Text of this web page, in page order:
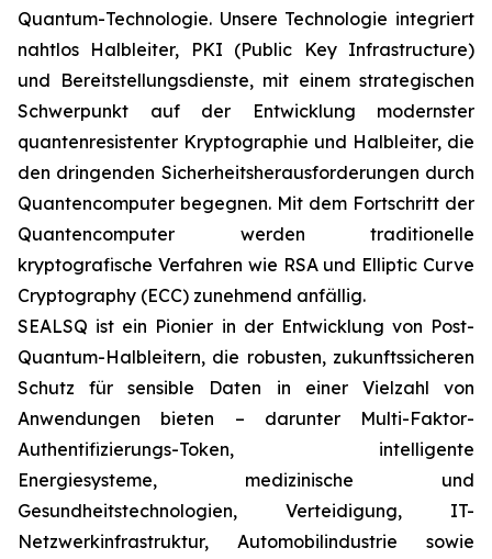
Quantum-Technologie. Unsere Technologie integriert
nahtlos Halbleiter, PKI (Public Key Infrastructure)
und Bereitstellungsdienste, mit einem strategischen
Schwerpunkt auf der Entwicklung modernster
quantenresistenter Kryptographie und Halbleiter, die
den dringenden Sicherheitsherausforderungen durch
Quantencomputer begegnen. Mit dem Fortschritt der
Quantencomputer werden traditionelle
kryptografische Verfahren wie RSA und Elliptic Curve
Cryptography (ECC) zunehmend anfällig.
SEALSQ ist ein Pionier in der Entwicklung von Post-
Quantum-Halbleitern, die robusten, zukunftssicheren
Schutz für sensible Daten in einer Vielzahl von
Anwendungen bieten – darunter Multi-Faktor-
Authentifizierungs-Token, intelligente
Energiesysteme, medizinische und
Gesundheitstechnologien, Verteidigung, IT-
Netzwerkinfrastruktur, Automobilindustrie sowie